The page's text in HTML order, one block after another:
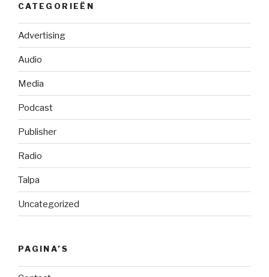
CATEGORIEËN
Advertising
Audio
Media
Podcast
Publisher
Radio
Talpa
Uncategorized
PAGINA’S